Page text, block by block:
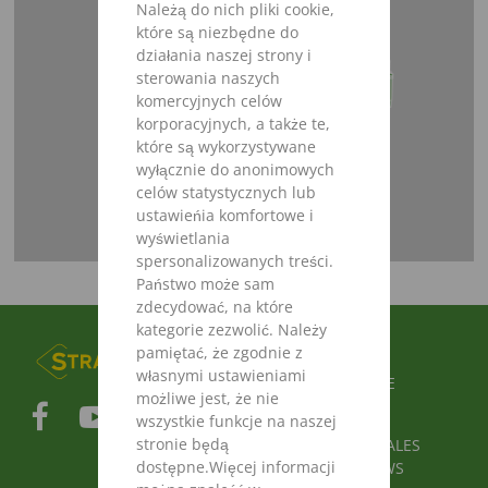
Należą do nich pliki cookie,
które są niezbędne do
działania naszej strony i
sterowania naszych
komercyjnych celów
korporacyjnych, a także te,
które są wykorzystywane
wyłącznie do anonimowych
celów statystycznych lub
ustawieńia komfortowe i
wyświetlania
spersonalizowanych treści.
Państwo może sam
zdecydować, na które
kategorie zezwolić. Należy
pamiętać, że zgodnie z
własnymi ustawieniami
możliwe jest, że nie
wszystkie funkcje na naszej
stronie będą
dostępne.Więcej informacji
TECHNIKA JEZDNA
FUSSBEREICHSMENÜ
PRODUKTY
CZĘŚCI ZAMIENNE
INFOTEKA
AGB / GENERAL SALES
CONDITIONS / OWS